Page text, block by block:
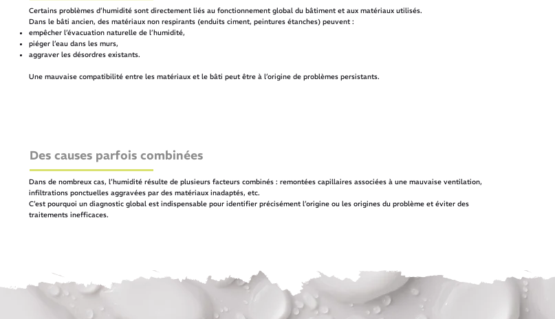
Certains problèmes d’humidité sont directement liés au fonctionnement global du bâtiment et aux matériaux utilisés.
Dans le bâti ancien, des matériaux non respirants (enduits ciment, peintures étanches) peuvent :
empêcher l’évacuation naturelle de l’humidité,
piéger l’eau dans les murs,
aggraver les désordres existants.
Une mauvaise compatibilité entre les matériaux et le bâti peut être à l’origine de problèmes persistants.
Des causes parfois combinées
Dans de nombreux cas, l’humidité résulte de plusieurs facteurs combinés : remontées capillaires associées à une mauvaise ventilation,
infiltrations ponctuelles aggravées par des matériaux inadaptés, etc.
C’est pourquoi un diagnostic global est indispensable pour identifier précisément l’origine ou les origines du problème et éviter des
traitements inefficaces.